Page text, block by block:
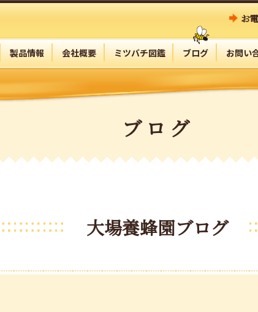
製品情報 会社概要 ミツバチ図鑑 ブログ お問い
お
ブログ
大場養蜂園ブログ